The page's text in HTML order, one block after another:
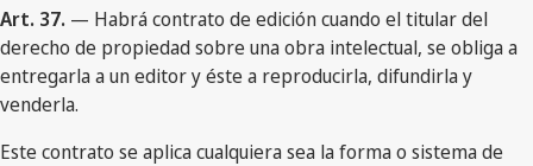
Art. 37. — Habrá contrato de edición cuando el titular del
derecho de propiedad sobre una obra intelectual, se obliga a
entregarla a un editor y éste a reproducirla, difundirla y
venderla.
Este contrato se aplica cualquiera sea la forma o sistema de